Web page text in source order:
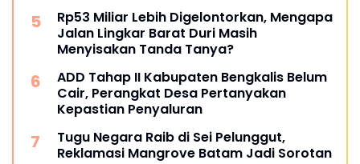
Rp53 Miliar Lebih Digelontorkan, Mengapa
Jalan Lingkar Barat Duri Masih
Menyisakan Tanda Tanya?
ADD Tahap II Kabupaten Bengkalis Belum
Cair, Perangkat Desa Pertanyakan
Kepastian Penyaluran
Tugu Negara Raib di Sei Pelunggut,
Reklamasi Mangrove Batam Jadi Sorotan